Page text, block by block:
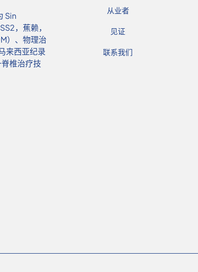
Sin
，蕉赖，
）、物理治
来西亚纪录
椎治疗技
从业者
见证
联系我们